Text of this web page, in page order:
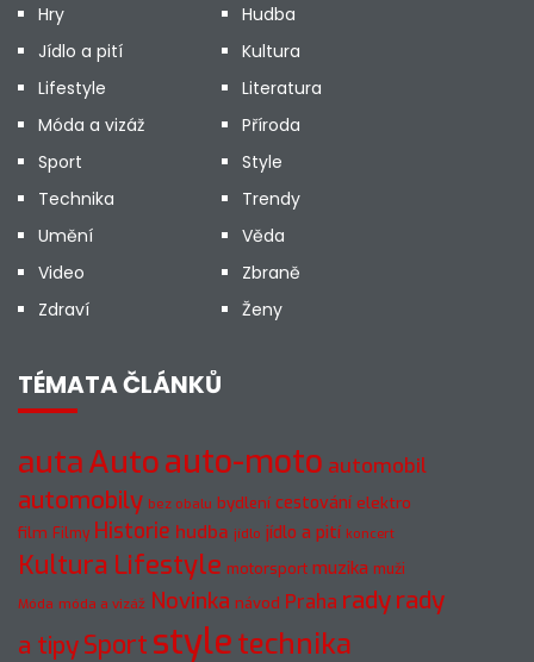
Hry
Hudba
Jídlo a pití
Kultura
Lifestyle
Literatura
Móda a vizáž
Příroda
Sport
Style
Technika
Trendy
Umění
Věda
Video
Zbraně
Zdraví
Ženy
TÉMATA ČLÁNKŮ
autaAutoauto-moto automobil
automobily bez obalu bydlení cestování elektro
film Filmy Historie hudba jídlo jídlo a pití koncert
Kultura Lifestyle motorsport muzika muži
Móda móda a vizáž Novinka návod Praha radyrady
a tipySport styletechnika